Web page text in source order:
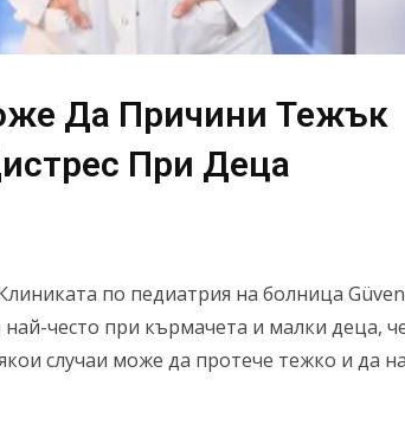
Да Причини Тежък
При Деца
по педиатрия на болница Güven
често при кърмачета и малки деца,
случаи може да протече тежко и да